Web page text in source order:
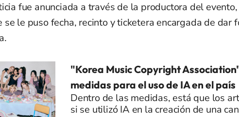
fue anunciada a través de la productora del
se le puso fecha, recinto y ticketera encargada de dar
"Korea Music Copyright
medidas para el uso de IA en el país
Dentro de las medidas, está que los
si se utilizó IA en la creación de una